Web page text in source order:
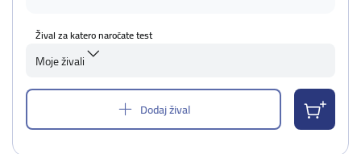
Žival za katero naročate test
Moje živali
Dodaj žival